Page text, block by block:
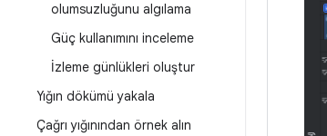
olumsuzluğunu algılama
Güç kullanımını inceleme
İzleme günlükleri oluştur
Yığın dökümü yakala
Çağrı yığınından örnek alın